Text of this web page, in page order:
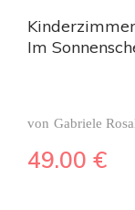
Im
von Gabriele
49.00 €